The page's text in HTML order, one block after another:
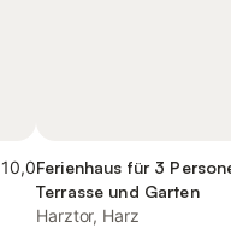
10,0Ferienhaus für 3
Terrasse und Garten
Harztor, Harz